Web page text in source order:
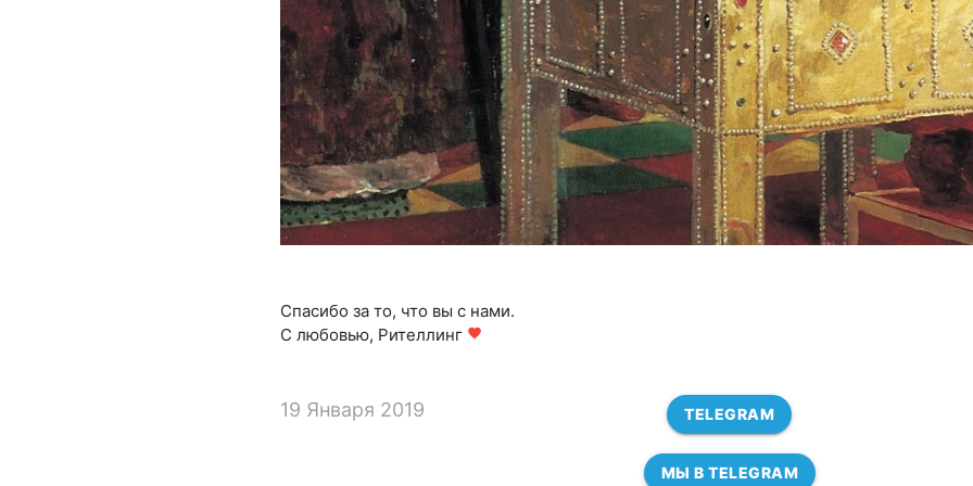
Спасибо за то, что вы с нами.
С любовью, Рителлинг favorite
19 Января 2019 TELEGRAM
МЫ В TELEGRAM